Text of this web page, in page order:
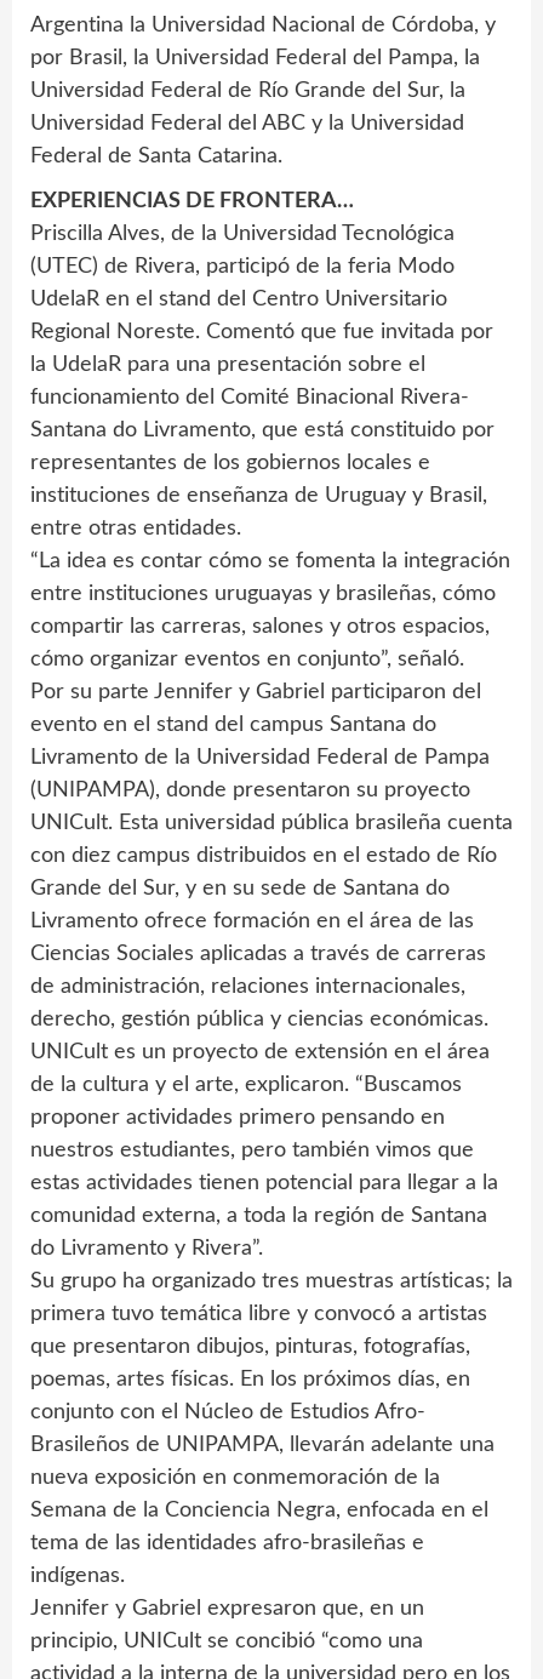
Argentina la Universidad Nacional de Córdoba, y
por Brasil, la Universidad Federal del Pampa, la
Universidad Federal de Río Grande del Sur, la
Universidad Federal del ABC y la Universidad
Federal de Santa Catarina.
EXPERIENCIAS DE FRONTERA…
Priscilla Alves, de la Universidad Tecnológica
(UTEC) de Rivera, participó de la feria Modo
UdelaR en el stand del Centro Universitario
Regional Noreste. Comentó que fue invitada por
la UdelaR para una presentación sobre el
funcionamiento del Comité Binacional Rivera-
Santana do Livramento, que está constituido por
representantes de los gobiernos locales e
instituciones de enseñanza de Uruguay y Brasil,
entre otras entidades.
“La idea es contar cómo se fomenta la integración
entre instituciones uruguayas y brasileñas, cómo
compartir las carreras, salones y otros espacios,
cómo organizar eventos en conjunto”, señaló.
Por su parte Jennifer y Gabriel participaron del
evento en el stand del campus Santana do
Livramento de la Universidad Federal de Pampa
(UNIPAMPA), donde presentaron su proyecto
UNICult. Esta universidad pública brasileña cuenta
con diez campus distribuidos en el estado de Río
Grande del Sur, y en su sede de Santana do
Livramento ofrece formación en el área de las
Ciencias Sociales aplicadas a través de carreras
de administración, relaciones internacionales,
derecho, gestión pública y ciencias económicas.
UNICult es un proyecto de extensión en el área
de la cultura y el arte, explicaron. “Buscamos
proponer actividades primero pensando en
nuestros estudiantes, pero también vimos que
estas actividades tienen potencial para llegar a la
comunidad externa, a toda la región de Santana
do Livramento y Rivera”.
Su grupo ha organizado tres muestras artísticas; la
primera tuvo temática libre y convocó a artistas
que presentaron dibujos, pinturas, fotografías,
poemas, artes físicas. En los próximos días, en
conjunto con el Núcleo de Estudios Afro-
Brasileños de UNIPAMPA, llevarán adelante una
nueva exposición en conmemoración de la
Semana de la Conciencia Negra, enfocada en el
tema de las identidades afro-brasileñas e
indígenas.
Jennifer y Gabriel expresaron que, en un
principio, UNICult se concibió “como una
actividad a la interna de la universidad pero en los